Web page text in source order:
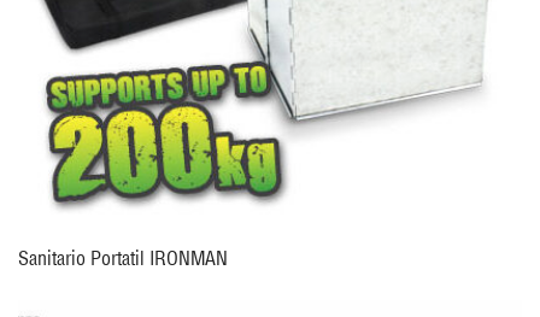
Sanitario Portatil IRONMAN